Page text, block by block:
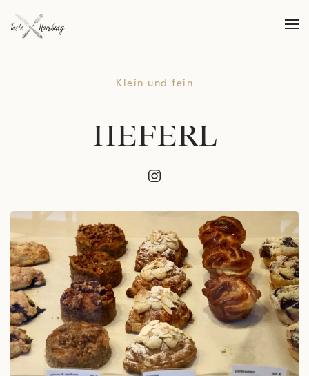
Skip to main content
Klein und fein
HEFERL